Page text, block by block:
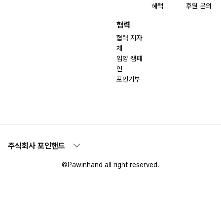
혜택
후원 문의
협력
협력 지자
체
입양 캠페
인
포인기부
주식회사 포인핸드
©Pawinhand all right reserved.